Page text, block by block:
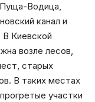
Пуща-Водица,
канал и
В Киевской
возле лесов,
старых
В таких местах
участки